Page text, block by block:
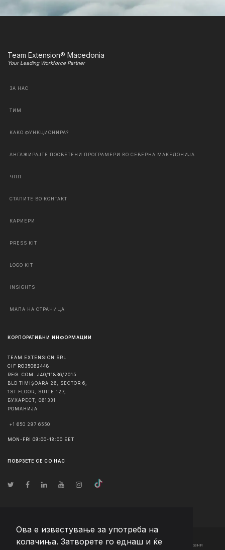
Ова е известување за употреба на
колачиња. Затворете го еднаш и ќе
Team Extension® Macedonia
Your Leading Workforce Partner
ЗА НАС
ТИМ
КАКО ФУНКЦИОНИРА?
АНГАЖИРАЈТЕ ПОСВЕТЕНИ ПРОГРАМЕРИ ВО СЕВЕРНА МАКЕДОНИЈА
ЧПП
СТАПИТЕ ВО КОНТАКТ
КАРИЕРИ
PRESS KIT
LOGO KIT
INSIGHTS
МАПА НА СТРАНИЦА
КОРПОРАТИВНИ ИНФОРМАЦИИ
TEAM EXTENSION SRL
CIF RO35062448
REG. COM. J40/11836/2015
BLD TIMIȘOARA 26, SECTOR 6,
1ST FLOOR, SUITE 127,
БУХАРЕСТ
061331
РОМАНИЈА
+1 650 297 6550
MON-FRI 09:00-18:00 EET
ПОВРЗЕТЕ СЕ СО НАС
© Авторско право2026 Team Extension Macedonia - Сите права задржани